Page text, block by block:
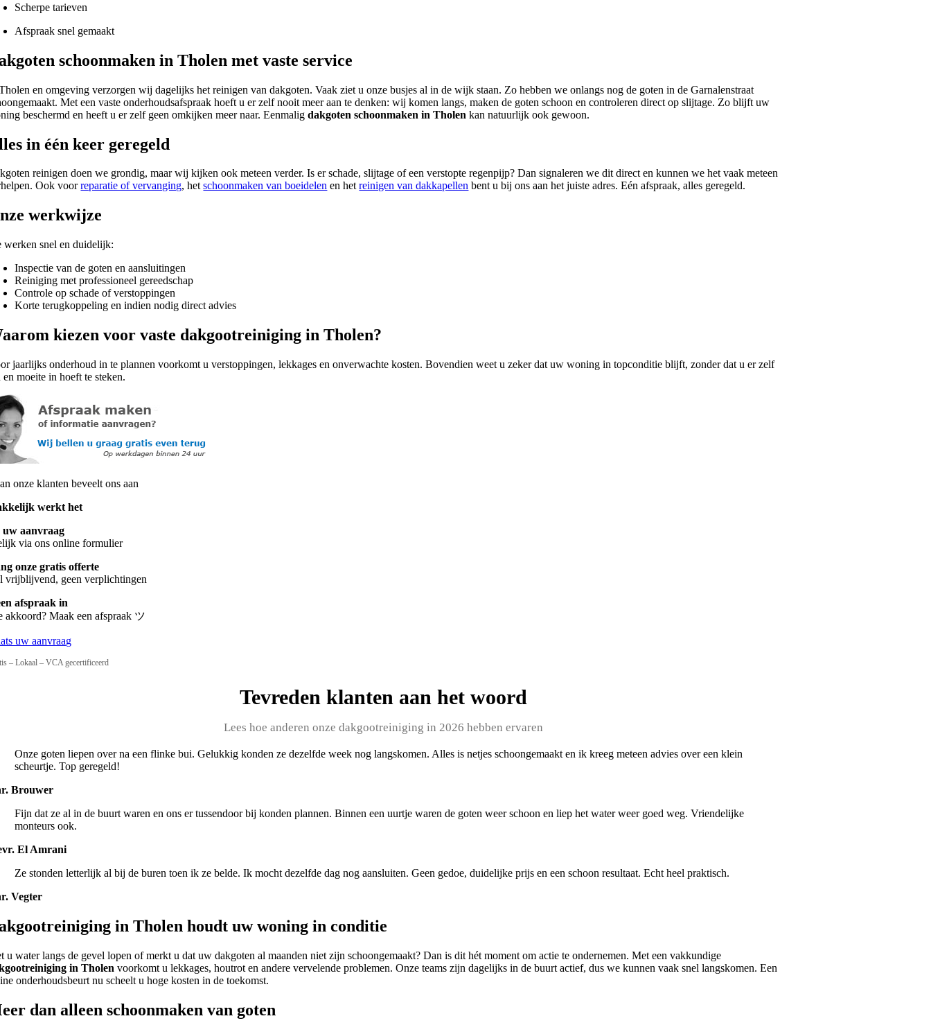
Scherpe tarieven
Afspraak snel gemaakt
schoonmaken in Tholen met vaste service
en omgeving verzorgen wij dagelijks het reinigen van dakgoten. Vaak ziet u onze busjes al in de wijk staan. Zo hebben we onlangs nog de goten in de Garnalenstraat
Met een vaste onderhoudsafspraak hoeft u er zelf nooit meer aan te denken: wij komen langs, maken de goten schoon en controleren direct op slijtage. Zo blijft uw
beschermd en heeft u er zelf geen omkijken meer naar. Eenmaligdakgoten schoonmaken in Tholen kan natuurlijk ook gewoon.
in één keer geregeld
reinigen doen we grondig, maar wij kijken ook meteen verder. Is er schade, slijtage of een verstopte regenpijp? Dan signaleren we dit direct en kunnen we het vaak meteen
Ook voorreparatie of vervanging, hetschoonmaken van boeidelen en hetreinigen van dakkapellen bent u bij ons aan het juiste adres. Eén afspraak, alles geregeld.
werkwijze
werken snel en duidelijk:
Inspectie van de goten en aansluitingen
Reiniging met professioneel gereedschap
Controle op schade of verstoppingen
Korte terugkoppeling en indien nodig direct advies
kiezen voor vaste dakgootreiniging in Tholen?
jaarlijks onderhoud in te plannen voorkomt u verstoppingen, lekkages en onverwachte kosten. Bovendien weet u zeker dat uw woning in topconditie blijft, zonder dat u er zelf
en moeite in hoeft te steken.
onze klanten beveelt ons aan
werkt het
uw aanvraag
via ons online formulier
onze gratis offerte
vrijblijvend, geen verplichtingen
afspraak in
akkoord? Maak een afspraak ツ
uw aanvraag
– Lokaal – VCA gecertificeerd
Tevreden klanten aan het woord
Lees hoe anderen onze dakgootreiniging in 2026 hebben ervaren
Onze goten liepen over na een flinke bui. Gelukkig konden ze dezelfde week nog langskomen. Alles is netjes schoongemaakt en ik kreeg meteen advies over een klein
scheurtje. Top geregeld!
Brouwer
Fijn dat ze al in de buurt waren en ons er tussendoor bij konden plannen. Binnen een uurtje waren de goten weer schoon en liep het water weer goed weg. Vriendelijke
monteurs ook.
El Amrani
Ze stonden letterlijk al bij de buren toen ik ze belde. Ik mocht dezelfde dag nog aansluiten. Geen gedoe, duidelijke prijs en een schoon resultaat. Echt heel praktisch.
Vegter
in Tholen houdt uw woning in conditie
u water langs de gevel lopen of merkt u dat uw dakgoten al maanden niet zijn schoongemaakt? Dan is dit hét moment om actie te ondernemen. Met een vakkundige
in Tholen voorkomt u lekkages, houtrot en andere vervelende problemen. Onze teams zijn dagelijks in de buurt actief, dus we kunnen vaak snel langskomen. Een
onderhoudsbeurt nu scheelt u hoge kosten in de toekomst.
dan alleen schoonmaken van goten